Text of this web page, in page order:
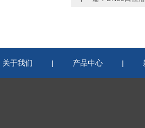
关于我们 | 产品中心 |